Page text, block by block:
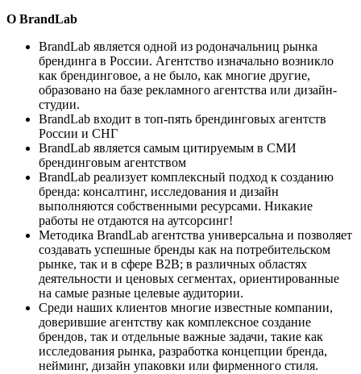
О BrandLab
BrandLab является одной из родоначальниц рынка
брендинга в России. Агентство изначально возникло
как брендинговое, а не было, как многие другие,
образовано на базе рекламного агентства или дизайн-
студии.
BrandLab входит в топ-пять брендинговых агентств
России и СНГ
BrandLab является самым цитируемым в СМИ
брендинговым агентством
BrandLab реализует комплексный подход к созданию
бренда: консалтинг, исследования и дизайн
выполняются собственными ресурсами. Никакие
работы не отдаются на аутсорсинг!
Методика BrandLab агентства универсальна и позволяет
создавать успешные бренды как на потребительском
рынке, так и в сфере B2B; в различных областях
деятельности и ценовых сегментах, ориентированные
на самые разные целевые аудитории.
Среди наших клиентов многие известные компании,
доверившие агентству как комплексное создание
брендов, так и отдельные важные задачи, такие как
исследования рынка, разработка концепции бренда,
нейминг, дизайн упаковки или фирменного стиля.